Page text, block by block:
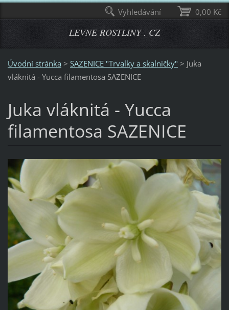
LEVNE ROSTLINY . CZ
Úvodní stránka > SAZENICE "Trvalky a skalničky" > Juka
vláknitá - Yucca filamentosa SAZENICE
Juka vláknitá - Yucca
filamentosa SAZENICE
0,00 Kč
Vyhledávání